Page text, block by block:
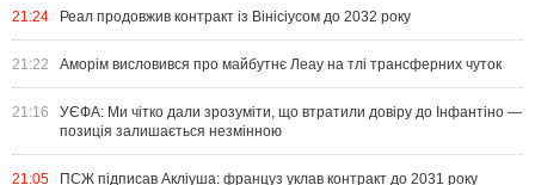
21:24 Реал продовжив контракт із Вінісіусом до 2032 року
21:22 Аморім висловився про майбутнє Леау на тлі трансферних чуток
21:16
УЄФА: Ми чітко дали зрозуміти, що втратили довіру до Інфантіно —
позиція залишається незмінною
21:05 ПСЖ підписав Акліуша: француз уклав контракт до 2031 року